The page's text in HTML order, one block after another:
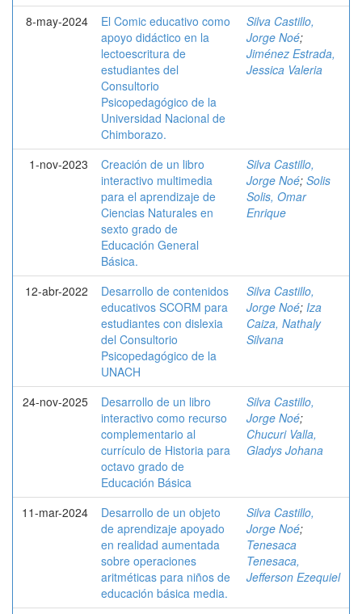
8-may-2024
El Comic educativo como
apoyo didáctico en la
lectoescritura de
estudiantes del
Consultorio
Psicopedagógico de la
Universidad Nacional de
Chimborazo.
Silva Castillo,
Jorge Noé;
Jiménez Estrada,
Jessica Valeria
1-nov-2023
Creación de un libro
interactivo multimedia
para el aprendizaje de
Ciencias Naturales en
sexto grado de
Educación General
Básica.
Silva Castillo,
Jorge Noé; Solis
Solis, Omar
Enrique
12-abr-2022
Desarrollo de contenidos
educativos SCORM para
estudiantes con dislexia
del Consultorio
Psicopedagógico de la
UNACH
Silva Castillo,
Jorge Noé; Iza
Caiza, Nathaly
Silvana
24-nov-2025
Desarrollo de un libro
interactivo como recurso
complementario al
currículo de Historia para
octavo grado de
Educación Básica
Silva Castillo,
Jorge Noé;
Chucuri Valla,
Gladys Johana
11-mar-2024
Desarrollo de un objeto
de aprendizaje apoyado
en realidad aumentada
sobre operaciones
aritméticas para niños de
educación básica media.
Silva Castillo,
Jorge Noé;
Tenesaca
Tenesaca,
Jefferson Ezequiel